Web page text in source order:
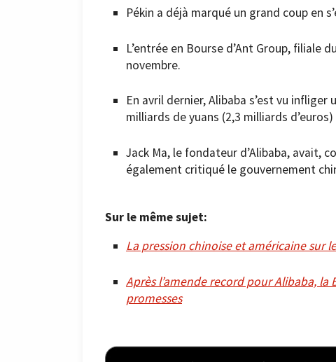
Pékin a déjà marqué un grand coup en
L’entrée en Bourse d’Ant Group, filiale
novembre.
En avril dernier, Alibaba s’est vu infliger
milliards de yuans (2,3 milliards
Jack Ma, le fondateur d’Alibaba, avait,
également critiqué le gouvernement
Sur le même sujet:
La pression chinoise et américaine sur
Après l’amende record pour Alibaba, la
promesses